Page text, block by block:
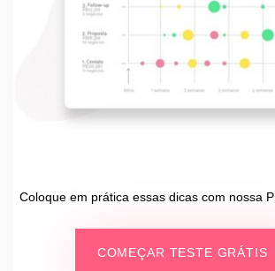
Coloque em prática essas dicas com nossa
COMEÇAR TESTE GRÁTIS